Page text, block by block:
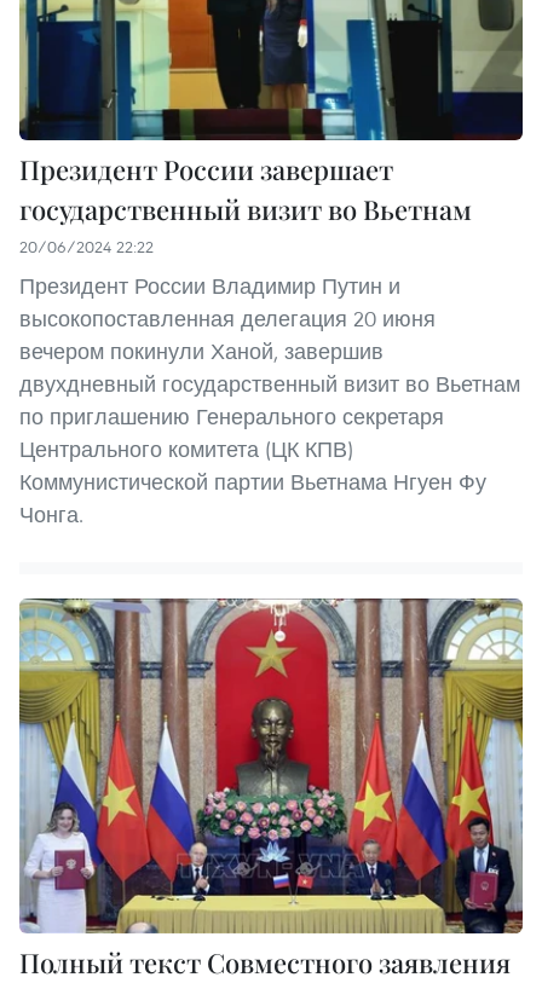
Президент России завершает
государственный визит во Вьетнам
20/06/2024 22:22
Президент России Владимир Путин и
высокопоставленная делегация 20 июня
вечером покинули Ханой, завершив
двухдневный государственный визит во Вьетнам
по приглашению Генерального секретаря
Центрального комитета (ЦК КПВ)
Коммунистической партии Вьетнама Нгуен Фу
Чонга.
Полный текст Совместного заявления